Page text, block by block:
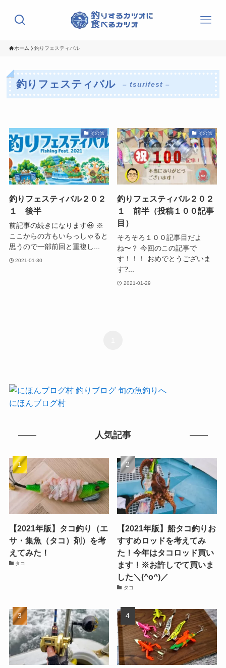
ホーム 釣りフェスティバル
釣りフェスティバル – tsurifest –
その他
釣りフェスティバル２０２
１ 後半
前記事の続きになります😃 ※
ここからの方もいらっしゃると
思うので一部前回と重複し...
2021-01-30
その他
釣りフェスティバル２０２
１ 前半（投稿１００記事
目）
そろそろ１００記事目だよ
ね〜？ 今回のこの記事で
す！！！ おめでとうございま
す?...
2021-01-29
にほんブログ村
人気記事
【2021年版】タコ釣り（エ
サ・集魚（タコ）剤）を考
えてみた！
タコ
【2021年版】船タコ釣りお
すすめロッドを考えてみ
た！今年はタコロッド買い
ます！※お許しでて買いま
した＼(^o^)／
タコ